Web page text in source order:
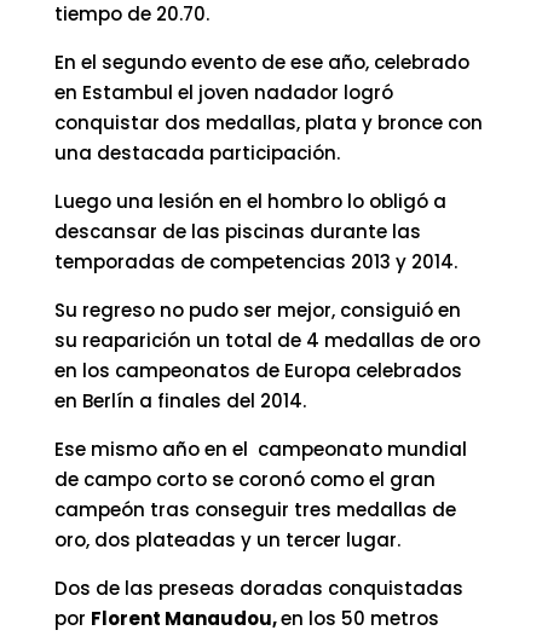
tiempo de 20.70.
En el segundo evento de ese año, celebrado
en Estambul el joven nadador logró
conquistar dos medallas, plata y bronce con
una destacada participación.
Luego una lesión en el hombro lo obligó a
descansar de las piscinas durante las
temporadas de competencias 2013 y 2014.
Su regreso no pudo ser mejor, consiguió en
su reaparición un total de 4 medallas de oro
en los campeonatos de Europa celebrados
en Berlín a finales del 2014.
Ese mismo año en el campeonato mundial
de campo corto se coronó como el gran
campeón tras conseguir tres medallas de
oro, dos plateadas y un tercer lugar.
Dos de las preseas doradas conquistadas
por Florent Manaudou,en los 50 metros